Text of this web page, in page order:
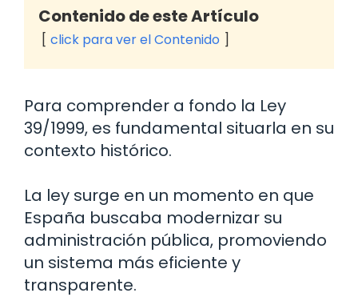
Contenido de este Artículo
click para ver el Contenido
Para comprender a fondo la Ley
39/1999, es fundamental situarla en su
contexto histórico.
La ley surge en un momento en que
España buscaba modernizar su
administración pública, promoviendo
un sistema más eficiente y
transparente.